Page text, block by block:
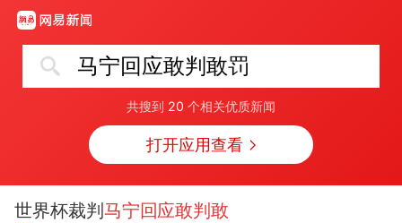
马宁回应敢判敢罚
共搜到 20 个相关优质新闻
打开应用查看
世界杯裁判 马宁回应敢判敢